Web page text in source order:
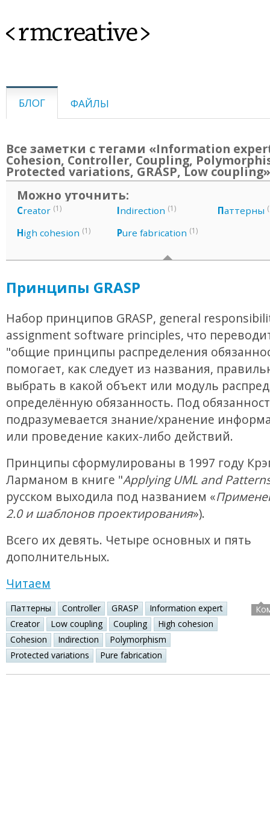
<rmcreative>
БЛОГ ФАЙЛЫ
Все заметки с тегами «Information
Cohesion, Controller, Coupling,
Protected variations, GRASP, Low coupling»
Можно уточнить:
Creator (1)
High cohesion (1)
Indirection (1)
Pure fabrication (1)
Паттерны
Принципы GRASP
Набор принципов GRASP, general
assignment software principles, что
"общие принципы распределения
помогает, как следует из названия,
выбрать в какой объект или модуль
определённую обязанность. Под
подразумевается знание/хранение
или проведение каких-либо действий.
Принципы сформулированы в 1997 году
Ларманом в книге "Applying UML and
русском выходила под названием «
2.0 и шаблонов проектирования»).
Всего их девять. Четыре основных и пять
дополнительных.
Читаем
Паттерны Controller GRASP
Information expert
Creator
Low coupling Coupling
High cohesion
Cohesion
Indirection
Polymorphism
Protected variations
Pure fabrication